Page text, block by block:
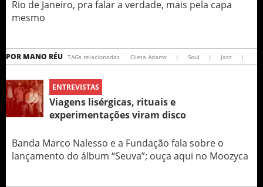
Rio de Janeiro, pra falar a verdade, mais pela capa
mesmo
POR MANO RÉU TAGs relacionadas Oleta Adams | Soul | Jazz |
ENTREVISTAS
Viagens lisérgicas, rituais e
experimentações viram disco
Banda Marco Nalesso e a Fundação fala sobre o
lançamento do álbum “Seuva”; ouça aqui no Moozyca